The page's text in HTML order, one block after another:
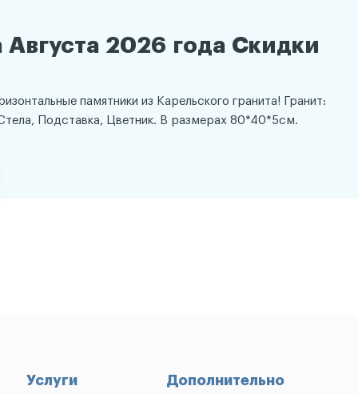
2026 года Скидки
памятники из Карельского гранита! Гранит:
Подставка, Цветник. В размерах 80*40*5см.
Услуги Дополнительно